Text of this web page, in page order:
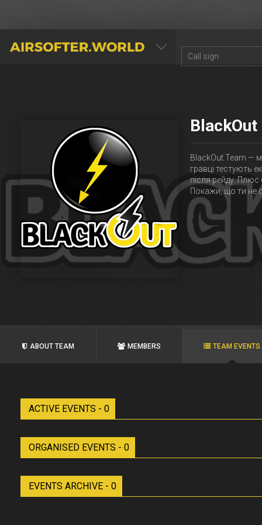
AIRSOFTER.WORLD
BlackOut
BlackOut Team —
гравці тестують
після рейду.
Покажи, що ти не
ABOUT TEAM MEMBERS TEAM EVENTS
ACTIVE EVENTS - 0
ORGANISED EVENTS - 0
EVENTS ARCHIVE - 0